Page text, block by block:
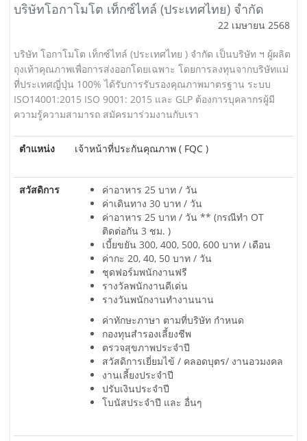
บริษัทโอกาโมโต เท็กซ์ไทล์ (ประเทศไทย) จำกัด
22 เมษายน 2568
บริษัท โอกาโมโต เท็กซ์ไทล์ (ประเทศไทย ) จำกัด เป็นบริษัท ฯ ผู้ผลิต
ถุงเท้าคุณภาพเพื่อการส่งออกโดยเฉพาะ โดยการลงทุนจากบริษัทแม่
ที่ประเทศญี่ปุ่น 100% ได้รับการรับรองคุณภาพมาตรฐาน ระบบ
ISO14001:2015 ISO 9001: 2015 และ GLP ต้องการบุคลากรผู้มี
ความรู้ความสามารถ สมัครมาร่วมงานกับเรา
ตำแหน่ง เจ้าหน้าที่ประกันคุณภาพ ( FQC )
สวัสดิการ
ค่าอาหาร 25 บาท / วัน
ค่าเดินทาง 30 บาท / วัน
ค่าอาหาร 25 บาท / วัน ** (กรณีทำ OT
ติดต่อกัน 3 ชม. )
เบี้ยขยัน 300, 400, 500, 600 บาท / เดือน
ค่ากะ 20, 40, 50 บาท / วัน
ชุดฟอร์มพนักงานฟรี
รางวัลพนักงานดีเด่น
รางวันพนักงานทำงานนาน
ค่าทักษะภาษา ตามที่บริษัท กำหนด
กองทุนสำรองเลี้ยงชีพ
ตรวจสุขภาพประจำปี
สวัสดิการเยี่ยมไข้ / คลอดบุตร/ งานอวมงคล
งานเลี้ยงประจำปี
ปรับเงินประจำปี
โบนัสประจำปี และ อื่นๆ